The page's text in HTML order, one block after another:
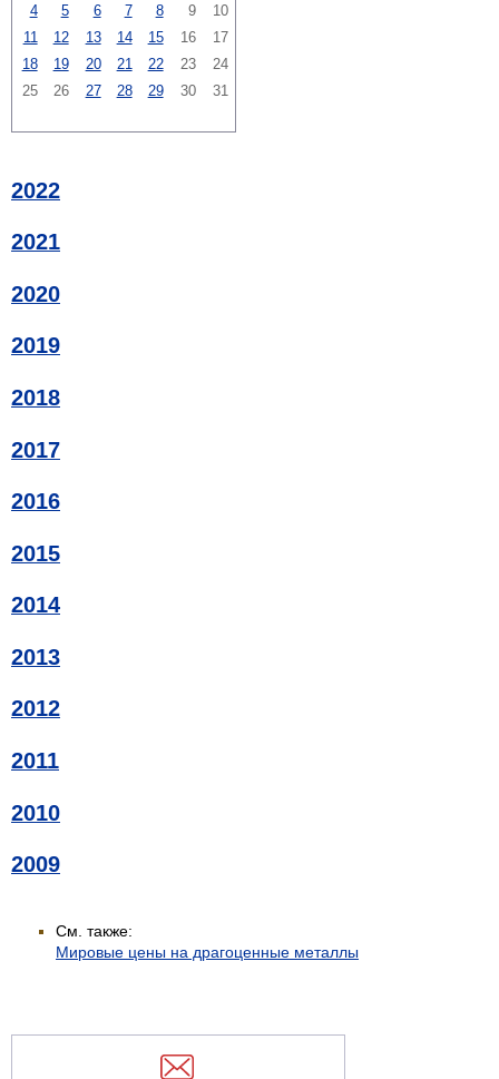
4
5 6 7 8 9
10
11
12 13 14 15 16
17
18
19 20 21 22 23
24
25
26 27 28 29 30 31
2022
2021
2020
2019
2018
2017
2016
2015
2014
2013
2012
2011
2010
2009
См. также:
Мировые цены на драгоценные металлы